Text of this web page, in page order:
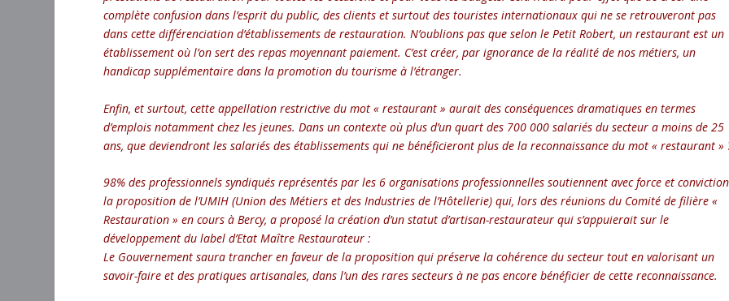
complète confusion dans l’esprit du public, des clients et surtout des touristes internationaux qui ne se retrouveront pas
dans cette différenciation d’établissements de restauration. N’oublions pas que selon le Petit Robert, un restaurant est un
établissement où l’on sert des repas moyennant paiement. C’est créer, par ignorance de la réalité de nos métiers, un
handicap supplémentaire dans la promotion du tourisme à l’étranger.
Enfin, et surtout, cette appellation restrictive du mot « restaurant » aurait des conséquences dramatiques en termes
d’emplois notamment chez les jeunes. Dans un contexte où plus d’un quart des 700 000 salariés du secteur a moins de 25
ans, que deviendront les salariés des établissements qui ne bénéficieront plus de la reconnaissance du mot « restaurant »
98% des professionnels syndiqués représentés par les 6 organisations professionnelles soutiennent avec force et conviction
la proposition de l’UMIH (Union des Métiers et des Industries de l’Hôtellerie) qui, lors des réunions du Comité de filière «
Restauration » en cours à Bercy, a proposé la création d’un statut d’artisan-restaurateur qui s’appuierait sur le
développement du label d’Etat Maître Restaurateur :
Le Gouvernement saura trancher en faveur de la proposition qui préserve la cohérence du secteur tout en valorisant un
savoir-faire et des pratiques artisanales, dans l’un des rares secteurs à ne pas encore bénéficier de cette reconnaissance.